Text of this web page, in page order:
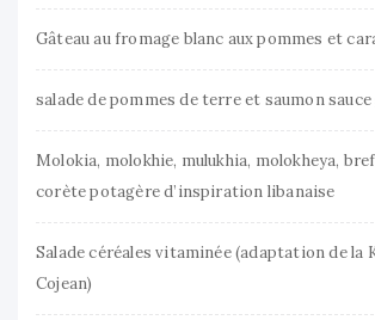
Gâteau au fromage blanc aux pommes et
salade de pommes de terre et saumon
Molokia, molokhie, mulukhia, molokheya,
corète potagère d’inspiration libanaise
Salade céréales vitaminée (adaptation de la
Cojean)